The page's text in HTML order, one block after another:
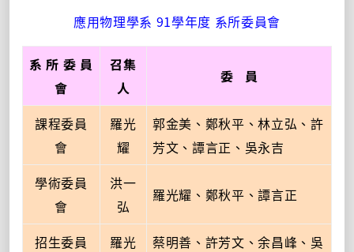
應用物理學系 91學年度 系所委員會
系 所 委 員
會
召集
人
委 員
課程委員
會
羅光
耀
郭金美、鄭秋平、林立弘、許
芳文、譚言正、吳永吉
學術委員
會
洪一
弘
羅光耀、鄭秋平、譚言正
招生委員
羅光
蔡明善、許芳文、余昌峰、吳